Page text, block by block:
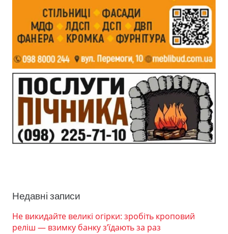
Недавні записи
Не викидайте великі огірки: зробіть кроповий
реліш — взимку банку з’їдають за раз